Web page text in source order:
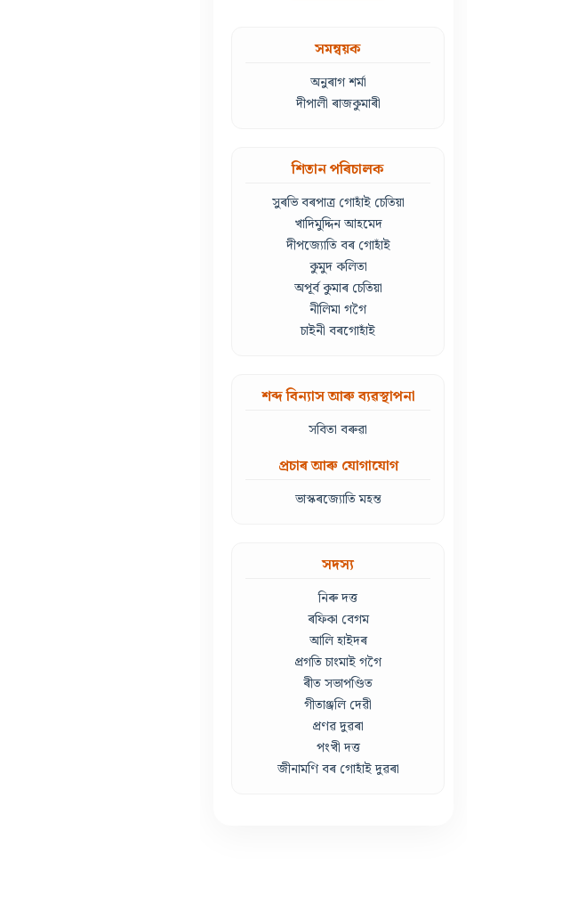
সমন্বয়ক
অনুৰাগ শৰ্মা
দীপালী ৰাজকুমাৰী
শিতান পৰিচালক
সুৰভি বৰপাত্ৰ গোহাঁই চেতিয়া
খাদিমুদ্দিন আহমেদ
দীপজ্যোতি বৰ গোহাঁই
কুমুদ কলিতা
অপূৰ্ব কুমাৰ চেতিয়া
নীলিমা গগৈ
চাইনী বৰগোহাঁই
শব্দ বিন্যাস আৰু ব্যৱস্থাপনা
সবিতা বৰুৱা
প্ৰচাৰ আৰু যোগাযোগ
ভাস্কৰজ্যোতি মহন্ত
সদস্য
নিৰু দত্ত
ৰফিকা বেগম
আলি হাইদৰ
প্ৰগতি চাংমাই গগৈ
ৰীত সভাপণ্ডিত
গীতাঞ্জলি দেৱী
প্ৰণৱ দুৱৰা
পংখী দত্ত
জীনামণি বৰ গোহাঁই দুৱৰা